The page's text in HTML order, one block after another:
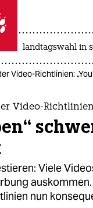
taz zahl ich
taz zahl ich
landtagswahl in
Video-Richtlinien:
Video-
Viele
nun